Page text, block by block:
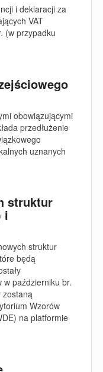
i deklaracji za
VAT
(w przypadku
obowiązującymi
przedłużenie
uznanych
struktur
i
struktur
będą
październiku br.
zostaną
Wzorów
na platformie